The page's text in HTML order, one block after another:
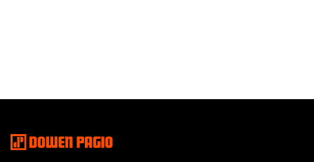
Segmentos - pendiente
Construcción